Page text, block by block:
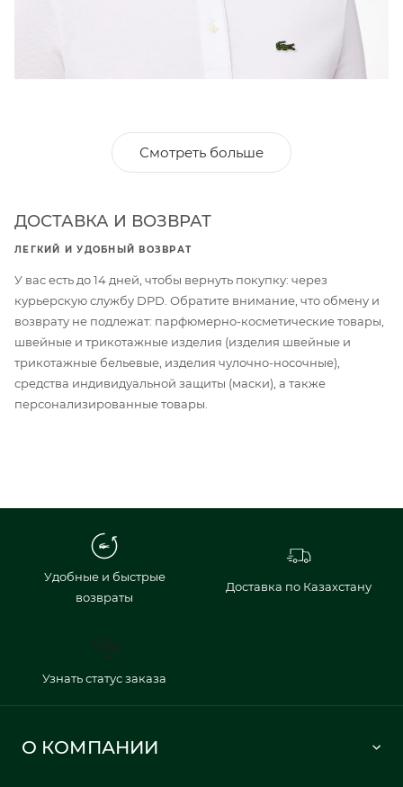
Смотреть больше
ДОСТАВКА И ВОЗВРАТ
ЛЕГКИЙ И УДОБНЫЙ ВОЗВРАТ
У вас есть до 14 дней, чтобы вернуть покупку: через
курьерскую службу DPD. Обратите внимание, что обмену и
возврату не подлежат: парфюмерно-косметические товары,
швейные и трикотажные изделия (изделия швейные и
трикотажные бельевые, изделия чулочно-носочные),
средства индивидуальной защиты (маски), а также
персонализированные товары.
Удобные и быстрые
возвраты
Доставка по Казахстану
Узнать статус заказа
О КОМПАНИИ